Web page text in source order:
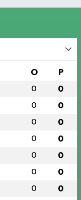
O P
0 0
0 0
0 0
0 0
0 0
0 0
0 0